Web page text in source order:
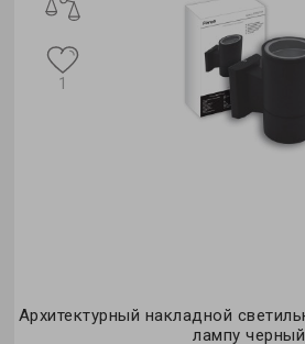
Архитектурный накладной
лампу черный
1